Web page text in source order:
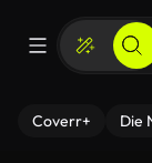
Coverr+ Die